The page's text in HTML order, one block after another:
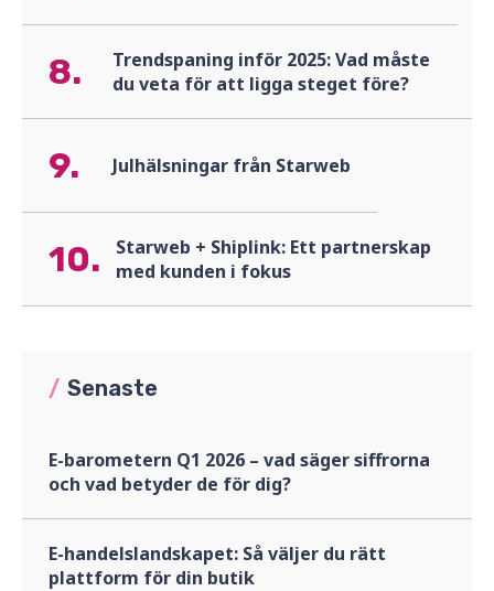
8.
Trendspaning inför 2025: Vad måste
du veta för att ligga steget före?
9. Julhälsningar från Starweb
10.
Starweb + Shiplink: Ett partnerskap
med kunden i fokus
/ Senaste
E-barometern Q1 2026 – vad säger siffrorna
och vad betyder de för dig?
E-handelslandskapet: Så väljer du rätt
plattform för din butik